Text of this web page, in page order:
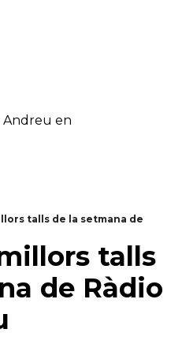
talls de la setmana de
talls
de Ràdio